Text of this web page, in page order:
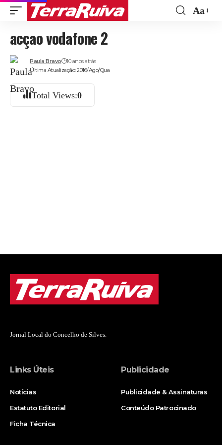
Aa
acçao vodafone 2
Última Atualização: 2016/Ago/Qua
Paula Bravo 10 anos atrás
Total Views:0
Jornal Local do Concelho de Silves.
Links Úteis
Notícias
Estatuto Editorial
Ficha Técnica
Publicidade
Publicidade & Assinaturas
Conteúdo Patrocinado